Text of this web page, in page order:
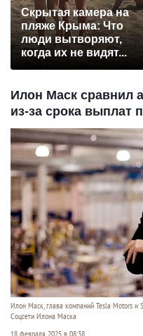
Скрытая камера на
пляже Крыма: Что
люди вытворяют,
когда их не видят...
Илон Маск сравнил
из-за срока выплат
Илон Маск, глава компаний Tesla Motors и
Соцсети Илона Маска
18 февраля 2025 в 08:38